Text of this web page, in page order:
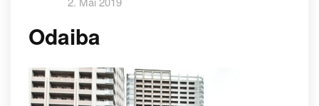
Odaiba